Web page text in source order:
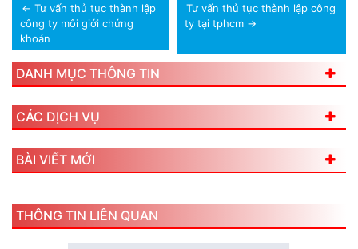
← Tư vấn thủ tục thành lập
công ty môi giới chứng
khoán
Tư vấn thủ tục thành lập công
ty tại tphcm →
DANH MỤC THÔNG TIN
CÁC DỊCH VỤ
BÀI VIẾT MỚI
THÔNG TIN LIÊN QUAN